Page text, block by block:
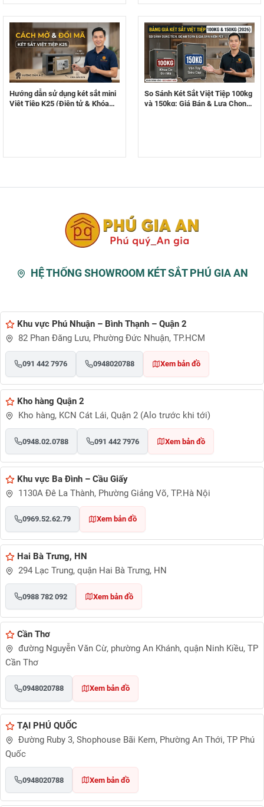
Hướng dẫn sử dụng két sắt mini
Việt Tiệp K25 (Điện tử & Khóa
So Sánh Két Sắt Việt Tiệp 100kg
và 150kg: Giá Bán & Lựa Chọn
HỆ THỐNG SHOWROOM KÉT SẮT PHÚ GIA AN
Khu vực Phú Nhuận – Bình Thạnh – Quận 2
82 Phan Đăng Lưu, Phường Đức Nhuận, TP.HCM
091 442 7976 0948020788 Xem bản đồ
Kho hàng Quận 2
Kho hàng, KCN Cát Lái, Quận 2 (Alo trước khi tới)
0948.02.0788 091 442 7976 Xem bản đồ
Khu vực Ba Đình – Cầu Giấy
1130A Đê La Thành, Phường Giảng Võ, TP.Hà Nội
0969.52.62.79 Xem bản đồ
Hai Bà Trưng, HN
294 Lạc Trung, quận Hai Bà Trưng, HN
0988 782 092 Xem bản đồ
Cần Thơ
đường Nguyễn Văn Cừ, phường An Khánh, quận Ninh Kiều, TP
Cần Thơ
0948020788 Xem bản đồ
TẠI PHÚ QUỐC
Đường Ruby 3, Shophouse Bãi Kem, Phường An Thới, TP Phú
Quốc
0948020788 Xem bản đồ